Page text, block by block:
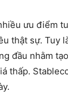
ưu điểm
thật sự. Tuy
đầu nhằm
thấp.